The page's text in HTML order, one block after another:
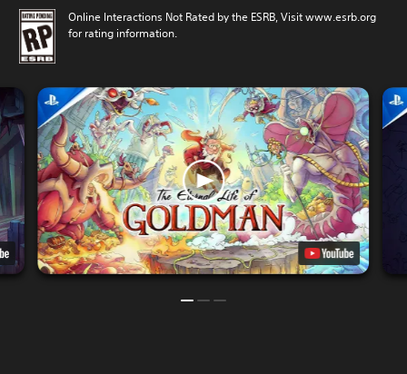
Online Interactions Not Rated by the ESRB, Visit www.esrb.org
for rating information.